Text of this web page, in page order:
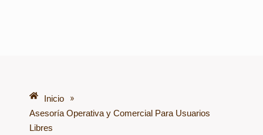
Inicio »
Asesoría Operativa y Comercial Para Usuarios
Libres